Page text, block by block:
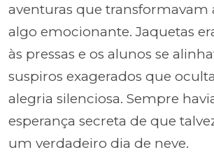
aventuras que transformavam
algo emocionante. Jaquetas
às pressas e os alunos se
suspiros exagerados que
alegria silenciosa. Sempre
esperança secreta de que
um verdadeiro dia de neve.